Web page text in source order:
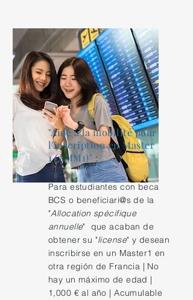
"Aide à la mobilité pour
l'inscription en Master
1 (AMM1)" :
Para estudiantes con beca
BCS o beneficiari@s de la
"Allocation spécifique
annuelle" que acaban de
obtener su "license" y desean
inscribirse en un Master1 en
otra región de Francia | No
hay un máximo de edad |
1,000 € al año | Acumulable